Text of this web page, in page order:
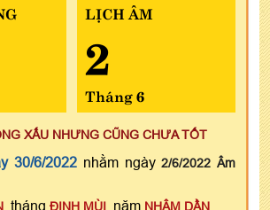
LỊCH ÂM
2
Tháng 6
XẤU NHƯNG CŨNG CHƯA TỐT
30/6/2022 nhằm ngày2/6/2022 Âm
, tháng ĐINH MÙI , năm NHÂM DẦN